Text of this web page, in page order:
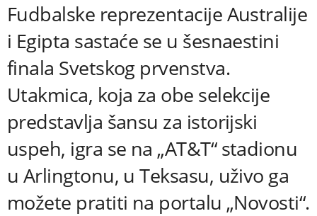
Fudbalske reprezentacije Australije
i Egipta sastaće se u šesnaestini
finala Svetskog prvenstva.
Utakmica, koja za obe selekcije
predstavlja šansu za istorijski
uspeh, igra se na „AT&T“ stadionu
u Arlingtonu, u Teksasu, uživo ga
možete pratiti na portalu „Novosti“.